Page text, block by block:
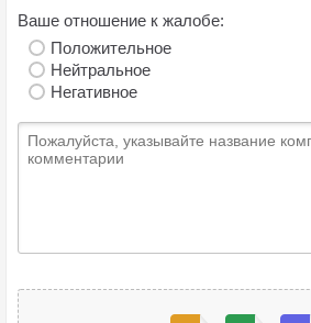
Ваше отношение к жалобе:
Положительное
Нейтральное
Негативное